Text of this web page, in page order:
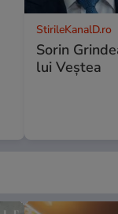
StirileKanalD.ro
Sorin
lui Veștea